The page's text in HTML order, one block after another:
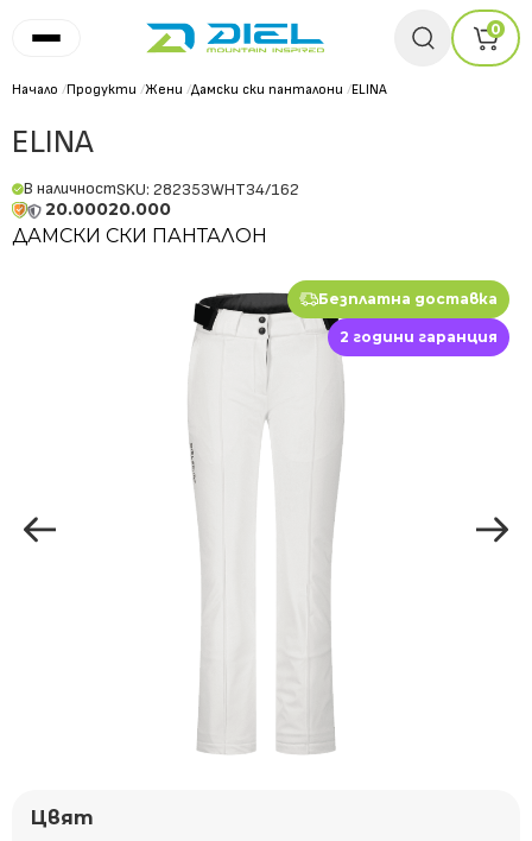
0
Начало /Продукти /Жени /Дамски ски панталони /ELINA
ELINA
В наличностSKU: 282353WHT34/162
20.00020.000
ДАМСКИ СКИ ПАНТАЛОН
Безплатна доставка
2 години гаранция
Цвят